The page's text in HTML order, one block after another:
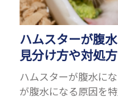
ハムスターが腹
見分け方や対処
ハムスターが腹水に
が腹水になる原因を